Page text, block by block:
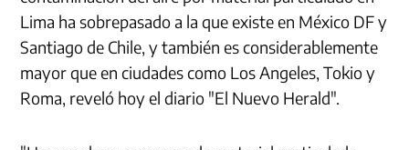
Lima ha sobrepasado a la que existe en México DF y
Santiago de Chile, y también es considerablemente
mayor que en ciudades como Los Angeles, Tokio y
Roma, reveló hoy el diario "El Nuevo Herald".